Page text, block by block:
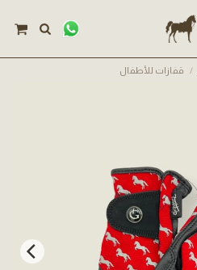
قفازات للأطفال